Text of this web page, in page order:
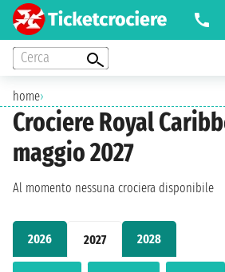
Cerca
home›
Crociere Royal
maggio 2027
2026 2027 2028
Al momento nessuna crociera disponibile